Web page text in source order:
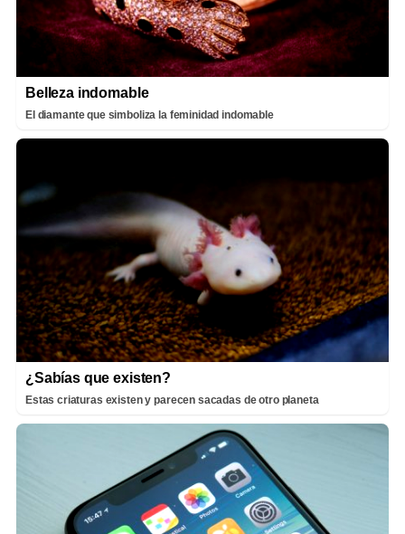
Belleza indomable
El diamante que simboliza la feminidad indomable
¿Sabías que existen?
Estas criaturas existen y parecen sacadas de otro planeta